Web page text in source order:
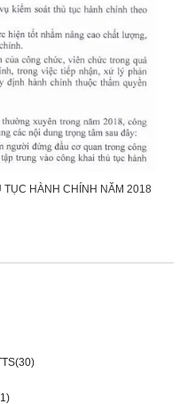
TỤC HÀNH CHÍNH NĂM 2018